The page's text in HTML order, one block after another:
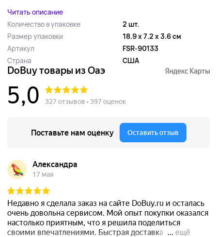
Читать описание
Количество в упаковке
2 шт.
Размер упаковки
18.9 x 7.2 x 3.6 см
Артикул
FSR-90133
Страна
США